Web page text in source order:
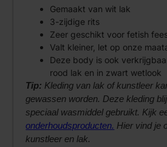
Gemaakt van wit lak
3-zijdige rits
Zeer geschikt voor fetish
Valt kleiner, let op onze
Deze body is ook
rood lak en in zwart wetlook
Tip: Kleding van lak of kunstleer
gewassen worden. Deze kleding
speciaal wasmiddel gebruikt. Kijk
onderhoudsproducten. Hier vind je
kunstleer en lak.